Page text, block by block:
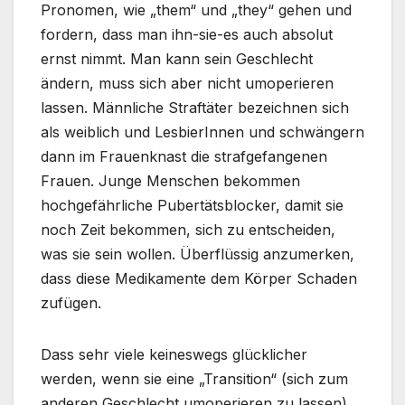
Pronomen, wie „them“ und „they“ gehen und
fordern, dass man ihn-sie-es auch absolut
ernst nimmt. Man kann sein Geschlecht
ändern, muss sich aber nicht umoperieren
lassen. Männliche Straftäter bezeichnen sich
als weiblich und LesbierInnen und schwängern
dann im Frauenknast die strafgefangenen
Frauen. Junge Menschen bekommen
hochgefährliche Pubertätsblocker, damit sie
noch Zeit bekommen, sich zu entscheiden,
was sie sein wollen. Überflüssig anzumerken,
dass diese Medikamente dem Körper Schaden
zufügen.
Dass sehr viele keineswegs glücklicher
werden, wenn sie eine „Transition“ (sich zum